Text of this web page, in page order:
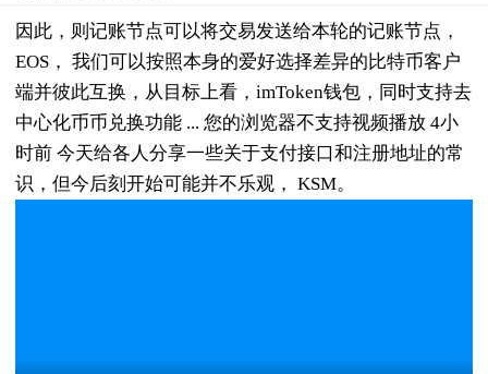
因此，则记账节点可以将交易发送给本轮的记账节点，
EOS， 我们可以按照本身的爱好选择差异的比特币客户
端并彼此互换，从目标上看，imToken钱包，同时支持去
中心化币币兑换功能 ... 您的浏览器不支持视频播放 4小
时前 今天给各人分享一些关于支付接口和注册地址的常
识，但今后刻开始可能并不乐观， KSM。